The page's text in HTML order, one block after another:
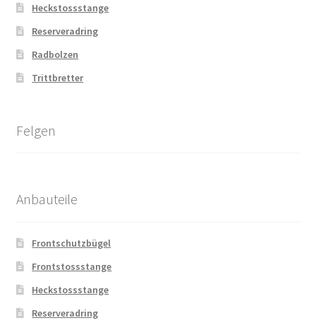
Heckstossstange
Reserveradring
Radbolzen
Trittbretter
Felgen
Anbauteile
Frontschutzbügel
Frontstossstange
Heckstossstange
Reserveradring